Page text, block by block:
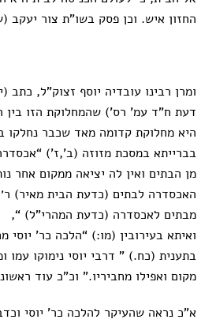
החזון איש. וכן פסק בשו”ת צור יעקב
ומרן רבינו עובדיה יוסף זצוק”ל, כתב
דעת ח”ד עמ’ רס’) שהמחלוקת הזו בין
היא מחלוקת קדומה מאד שכבר נחלקו
בברייתא במסכת מזוזה (ב’,ז’)
מן הבתים ואין לה יציאה ממקום אחר
האכסדרה לבתים (כדעת הבית מאיר) ר׳
מבתים לאכסדרה (כדעת המהרי”ל) “,
ואיתא בעירובין (מו:) “הלכה כר’ יוסי
בתענית (כח.) ” דרבי יוסי נימוקו עמו
מקום ואפילו מחביריו.” וכ”כ עוד
א”כ נראה שהעיקר להלכה כר’ יוסי